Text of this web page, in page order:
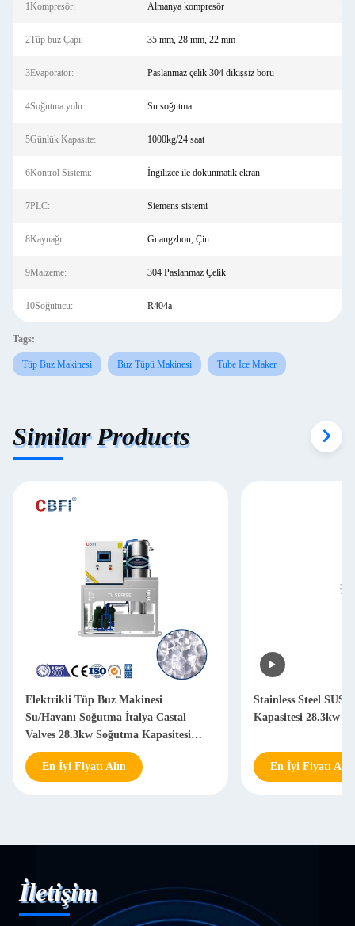
1Kompresör: Almanya kompresör
2Tüp buz Çapı: 35 mm, 28 mm, 22 mm
3Evaporatör: Paslanmaz çelik 304 dikişsiz boru
4Soğutma yolu: Su soğutma
5Günlük Kapasite: 1000kg/24 saat
6Kontrol Sistemi: İngilizce ile dokunmatik ekran
7PLC: Siemens sistemi
8Kaynağı: Guangzhou, Çin
9Malzeme: 304 Paslanmaz Çelik
10Soğutucu: R404a
Tags:
Tüp Buz Makinesi Buz Tüpü Makinesi Tube Ice Maker
Similar Products
Elektrikli Tüp Buz Makinesi
Su/Havanı Soğutma İtalya Castal
Valves 28.3kw Soğutma Kapasitesi
3500 Kg Makine
En İyi Fiyatı Alın
Stainless Steel
Kapasitesi 28.3kw
En İyi Fiyatı Alın
İletişim